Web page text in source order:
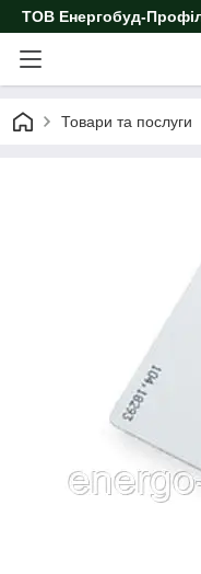
ТОВ Енергобуд-
Товари та послуги